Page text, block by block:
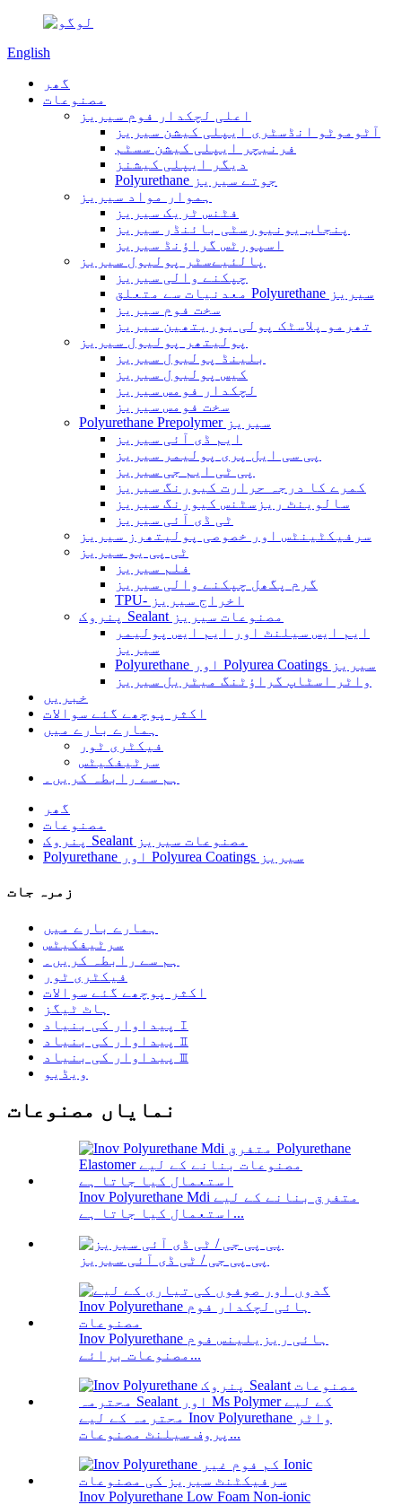
English
گھر
مصنوعات
اعلی لچکدار فوم سیریز
آٹوموٹو انڈسٹری ایپلی کیشن سیریز
فرنیچر ایپلی کیشن سسٹم
دیگر ایپلی کیشنز
Polyurethane جوتے سیریز
ہموار مواد سیریز
فٹنس ٹریک سیریز
پنجاب یونیورسٹی بائنڈر سیریز
اسپورٹس گراؤنڈ سیریز
پالئیےسٹر پولیول سیریز
چپکنے والی سیریز
معدنیات سے متعلق Polyurethane سیریز
سخت فوم سیریز
تھرمو پلاسٹک پولی یوریتھین سیریز
پولیتھر پولیول سیریز
بلینڈ پولیول سیریز
کیس پولیول سیریز
لچکدار فومس سیریز
سخت فومس سیریز
Polyurethane Prepolymer سیریز
ایم ڈی آئی سیریز
پی سی ایل پری پولیمر سیریز
پی ٹی ایم جی سیریز
کمرے کا درجہ حرارت کیورنگ سیریز
سالوینٹ ریزسٹنس کیورنگ سیریز
ٹی ڈی آئی سیریز
سرفیکٹینٹس اور خصوصی پولیتھرز سیریز
ٹی پی یو سیریز
فلم سیریز
گرم پگھل چپکنے والی سیریز
TPU- اخراج سیریز
پنروک Sealant مصنوعات سیریز
ایم ایس سیلنٹ اور ایم ایس پولیمر
سیریز
Polyurethane اور Polyurea Coatings سیریز
واٹر اسٹاپ گراؤٹنگ میٹریل سیریز
خبریں
اکثر پوچھے گئے سوالات
ہمارے بارے میں
فیکٹری ٹور
سرٹیفکیٹس
ہم سے رابطہ کریں۔
گھر
مصنوعات
پنروک Sealant مصنوعات سیریز
Polyurethane اور Polyurea Coatings سیریز
زمرہ جات
ہمارے بارے میں
سرٹیفکیٹس
ہم سے رابطہ کریں۔
فیکٹری ٹور
اکثر پوچھے گئے سوالات
ہاٹ ٹیگز
پیداوار کی بنیاد Ⅰ
پیداوار کی بنیاد Ⅱ
پیداوار کی بنیاد Ⅲ
ویڈیو
نمایاں مصنوعات
Inov Polyurethane Mdi متفرق بنانے کے لیے
استعمال کیا جاتا ہے...
پی پی جی / ٹی ڈی آئی سیریز
Inov Polyurethane ہائی ریزیلینس فوم
مصنوعات برائے...
محترمہ کے لیے Inov Polyurethane واٹر
پروف سیلنٹ مصنوعات...
Inov Polyurethane Low Foam Non-ionic